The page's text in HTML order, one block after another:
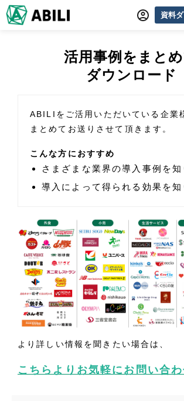
資料
サービス一覧
導入事例
動画制作事例
セミナー・イベント情報
できるをふやす研究所
活用事例をまと
ダウンロード
ABILIをご活用いただいている企業
まとめてお送りさせて頂きます。
こんな方におすすめ
さまざまな業界の導入事例を知
導入によって得られる効果を知
より詳しい情報を聞きたい場合は、
こちらよりお気軽にお問い合わ